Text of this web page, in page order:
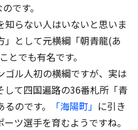
です。
らない人はいないと思いま
」として元横綱「朝青龍(あ
とでも有名です。
ル人初の横綱ですが、実は
て四国遍路の36番札所「青
のです。
「海陽町」 に引き
ツ選手を育むようですね。